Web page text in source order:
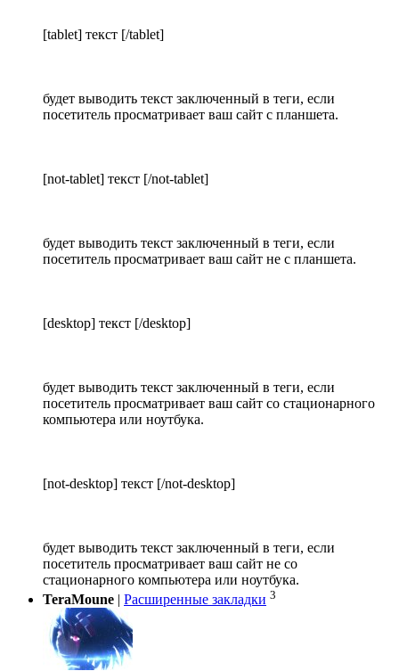
[tablet] текст [/tablet]
будет выводить текст заключенный в теги, если
посетитель просматривает ваш сайт с планшета.
[not-tablet] текст [/not-tablet]
будет выводить текст заключенный в теги, если
посетитель просматривает ваш сайт не с планшета.
[desktop] текст [/desktop]
будет выводить текст заключенный в теги, если
посетитель просматривает ваш сайт со стационарного
компьютера или ноутбука.
[not-desktop] текст [/not-desktop]
будет выводить текст заключенный в теги, если
посетитель просматривает ваш сайт не со
стационарного компьютера или ноутбука.
TeraMoune | Расширенные закладки 3